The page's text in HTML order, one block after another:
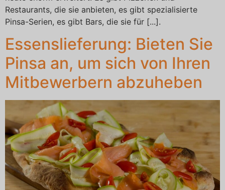
Restaurants, die sie anbieten, es gibt spezialisierte
Pinsa-Serien, es gibt Bars, die sie für [...].
Essenslieferung: Bieten Sie
Pinsa an, um sich von Ihren
Mitbewerbern abzuheben